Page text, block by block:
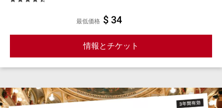
最低価格 $ 34
情報とチケット